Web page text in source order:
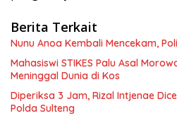
Berita Terkait
Nunu Anoa Kembali Mencekam,
Mahasiswi STIKES Palu Asal
Meninggal Dunia di Kos
Diperiksa 3 Jam, Rizal Intjenae
Polda Sulteng